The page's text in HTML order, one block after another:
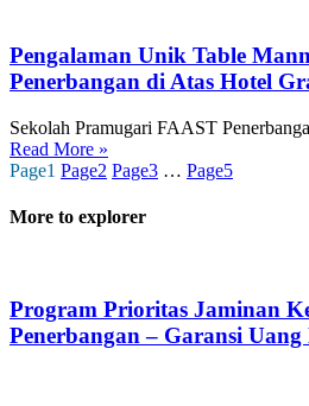
Pengalaman Unik Table
Penerbangan di Atas Hotel
Sekolah Pramugari FAAST
Read More »
Page1 Page2 Page3 … Page5
More to explorer
Program Prioritas Jaminan
Penerbangan – Garansi